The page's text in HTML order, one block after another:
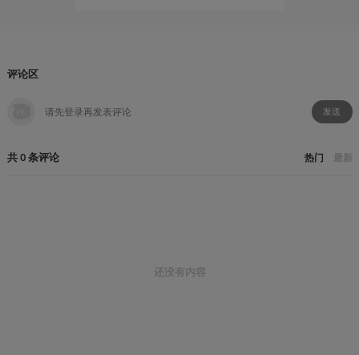
评论区
发送
共0条评论 热门 最新
还没有内容